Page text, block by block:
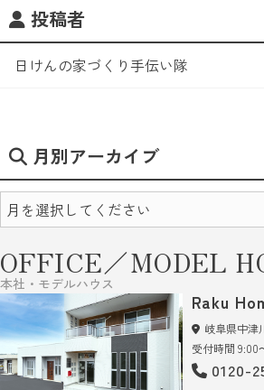
投稿者
日けんの家づくり手伝い隊
月別アーカイブ
OFFICE／MODEL
本社・モデルハウス
Raku
岐阜県中津
受付時間
0120-